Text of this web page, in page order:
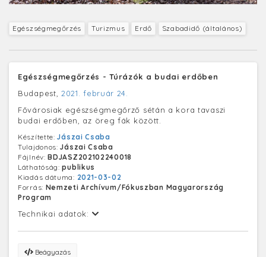
Egészségmegőrzés Turizmus Erdő Szabadidő (általános)
Egészségmegőrzés - Túrázók a budai erdőben
Budapest, 2021. február 24.
Fővárosiak egészségmegőrző sétán a kora tavaszi
budai erdőben, az öreg fák között.
Készítette:Jászai Csaba
Tulajdonos:Jászai Csaba
Fájlnév:BDJASZ202102240018
Láthatóság:publikus
Kiadás dátuma: 2021-03-02
Forrás: Nemzeti Archívum/Fókuszban Magyarország
Program
Technikai adatok:
Beágyazás